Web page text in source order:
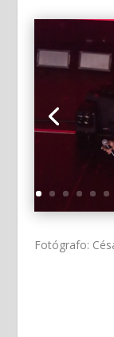
Fotógrafo: